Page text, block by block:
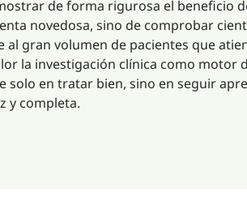
de forma rigurosa el beneficio
novedosa, sino de comprobar
al gran volumen de pacientes que
la investigación clínica como
solo en tratar bien, sino en seguir
y completa.